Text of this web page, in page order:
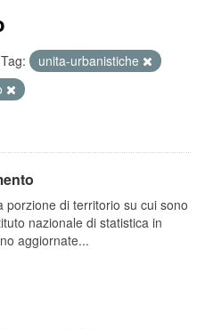
Tag:
unita-urbanistiche
porzione di territorio su cui sono
nazionale di statistica in
aggiornate...